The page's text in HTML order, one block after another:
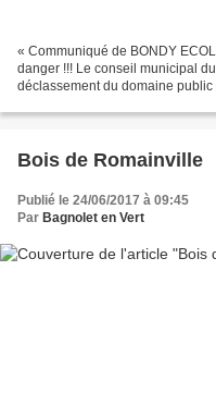
« Communiqué de BONDY
danger !!! Le conseil municipal
déclassement du domaine
Bois de Romainville
Publié le 24/06/2017 à 09:45
Par Bagnolet en Vert